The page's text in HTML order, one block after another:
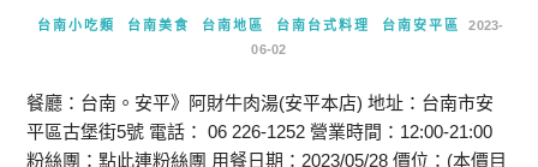
台南小吃類 台南美食 台南地區 台南台式料理 台南安平區
2023-
06-02
餐廳：台南。安平》阿財牛肉湯(安平本店) 地址：台南市安
平區古堡街5號 電話： 06 226-1252 營業時間：12:00-21:00
粉絲團：點此連粉絲團 用餐日期：2023/05/28 價位：(本價目